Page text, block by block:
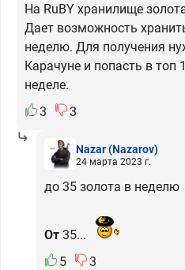
На RuBY хранилище
Дает возможность
неделю. Для получения
Карачуне и попасть в
неделе.
3
3
Nazar(Nazarov)
24 марта 2023 г.
до 35 золота в неделю
От 35...
5
3